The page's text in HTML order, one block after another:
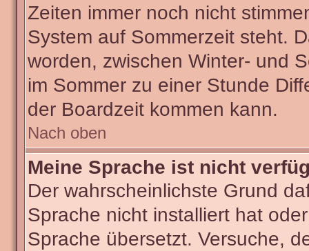
Zeiten immer noch nicht
System auf Sommerzeit steht.
worden, zwischen Winter- und
im Sommer zu einer Stunde
der Boardzeit kommen kann.
Nach oben
Meine Sprache ist nicht
Der wahrscheinlichste Grund
Sprache nicht installiert hat
Sprache übersetzt. Versuche,